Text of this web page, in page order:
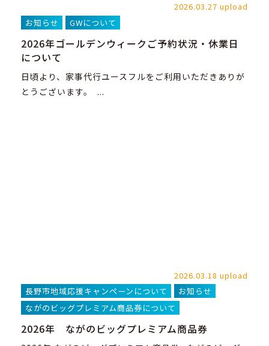
2026.03.27 upload
お知らせ
GWについて
2026年ゴールデンウィークご予約状況・休業日
について
日頃より、家事代行ユースフルをご利用いただきありが
とうございます。 ...
2026.03.18 upload
長野市地域応援キャンペーンについて
お知らせ
ながのビッグプレミアム商品券について
2026年 ながのビッグプレミアム商品券